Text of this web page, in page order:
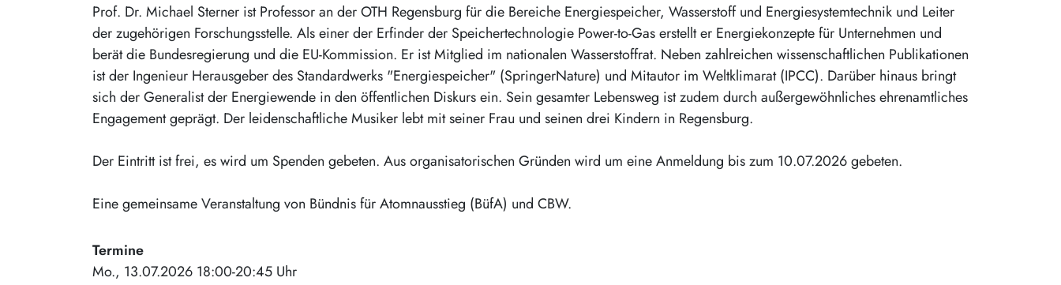
Prof. Dr. Michael Sterner ist Professor an der OTH Regensburg für die Bereiche Energiespeicher, Wasserstoff und Energiesystemtechnik und Leiter
der zugehörigen Forschungsstelle. Als einer der Erfinder der Speichertechnologie Power-to-Gas erstellt er Energiekonzepte für Unternehmen und
berät die Bundesregierung und die EU-Kommission. Er ist Mitglied im nationalen Wasserstoffrat. Neben zahlreichen wissenschaftlichen Publikationen
ist der Ingenieur Herausgeber des Standardwerks "Energiespeicher" (SpringerNature) und Mitautor im Weltklimarat (IPCC). Darüber hinaus bringt
sich der Generalist der Energiewende in den öffentlichen Diskurs ein. Sein gesamter Lebensweg ist zudem durch außergewöhnliches ehrenamtliches
Engagement geprägt. Der leidenschaftliche Musiker lebt mit seiner Frau und seinen drei Kindern in Regensburg.
Der Eintritt ist frei, es wird um Spenden gebeten. Aus organisatorischen Gründen wird um eine Anmeldung bis zum 10.07.2026 gebeten.
Eine gemeinsame Veranstaltung von Bündnis für Atomnausstieg (BüfA) und CBW.
Termine
Mo., 13.07.2026 18:00-20:45 Uhr